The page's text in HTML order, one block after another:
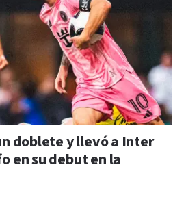
doblete y llevó a Inter
en su debut en la